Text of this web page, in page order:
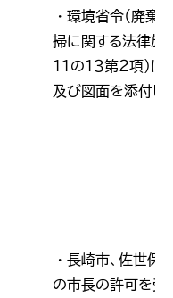
・環境省令（廃棄
掃に関する法律施
１１の１３第２項）
及び図面を添付し
・長崎市、佐世保
の市長の許可を受